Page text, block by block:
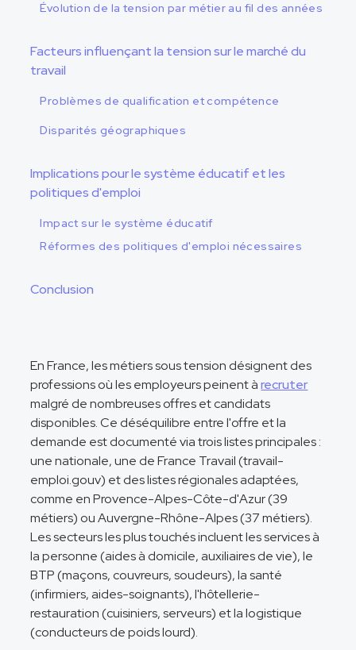
Évolution de la tension par métier au fil des années
Facteurs influençant la tension sur le marché du
travail
Problèmes de qualification et compétence
Disparités géographiques
Implications pour le système éducatif et les
politiques d'emploi
Impact sur le système éducatif
Réformes des politiques d'emploi nécessaires
Conclusion
En France, les métiers sous tension désignent des
professions où les employeurs peinent àrecruter
malgré de nombreuses offres et candidats
disponibles. Ce déséquilibre entre l'offre et la
demande est documenté via trois listes principales :
une nationale, une de France Travail (travail-
emploi.gouv) et des listes régionales adaptées,
comme en Provence-Alpes-Côte-d'Azur (39
métiers) ou Auvergne-Rhône-Alpes (37 métiers).
Les secteurs les plus touchés incluent les services à
la personne (aides à domicile, auxiliaires de vie), le
BTP (maçons, couvreurs, soudeurs), la santé
(infirmiers, aides-soignants), l'hôtellerie-
restauration (cuisiniers, serveurs) et la logistique
(conducteurs de poids lourd).